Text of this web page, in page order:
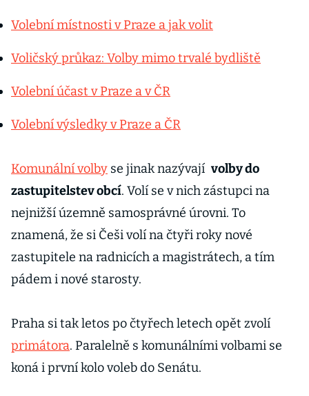
Volební místnosti v Praze a jak volit
Voličský průkaz: Volby mimo trvalé bydliště
Volební účast v Praze a v ČR
Volební výsledky v Praze a ČR
Komunální volby se jinak nazývají volby do
zastupitelstev obcí. Volí se v nich zástupci na
nejnižší územně samosprávné úrovni. To
znamená, že si Češi volí na čtyři roky nové
zastupitele na radnicích a magistrátech, a tím
pádem i nové starosty.
Praha si tak letos po čtyřech letech opět zvolí
primátora. Paralelně s komunálními volbami se
koná i první kolo voleb do Senátu.